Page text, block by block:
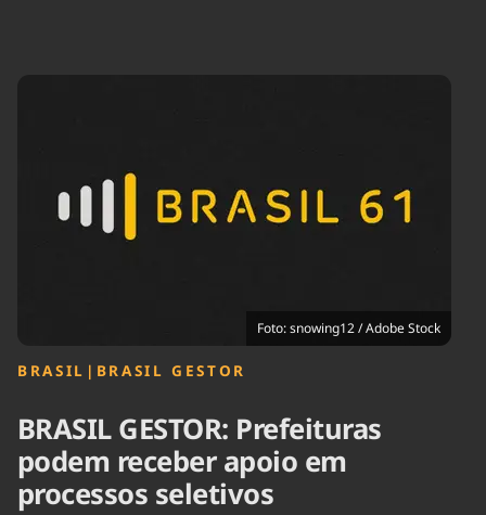
Tecnologia
Cinema
Infraestrutura
Internacional
Foto: snowing12 / Adobe Stock
BRASIL | BRASIL GESTOR
BRASIL GESTOR: Prefeituras
podem receber apoio em
processos seletivos